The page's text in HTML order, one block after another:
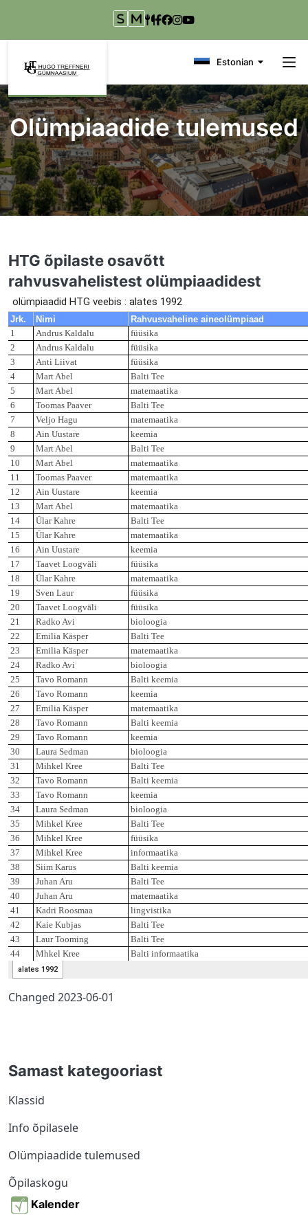
Estonian
Olümpiaadide tulemused
HTG õpilaste osavõtt
rahvusvahelistest olümpiaadidest
Changed 2023-06-01
Samast kategooriast
Klassid
Info õpilasele
Olümpiaadide tulemused
Õpilaskogu
Kalender